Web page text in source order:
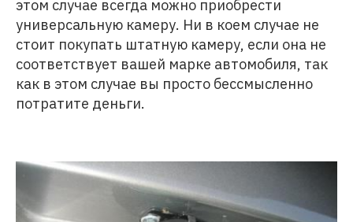
этом случае всегда можно приобрести
универсальную камеру. Ни в коем случае не
стоит покупать штатную камеру, если она не
соответствует вашей марке автомобиля, так
как в этом случае вы просто бессмысленно
потратите деньги.